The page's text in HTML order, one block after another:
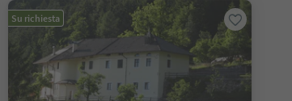
Su richiesta